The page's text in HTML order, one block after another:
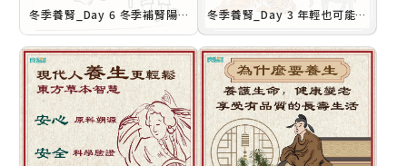
冬季養腎_Day 6 冬季補腎陽 3 穴位 冬天暖腎陽敲敲腿 冬季養腎_Day 3 年輕也可能腦退化？ 從腳開始，顧腎健腦 成為人生腎利組